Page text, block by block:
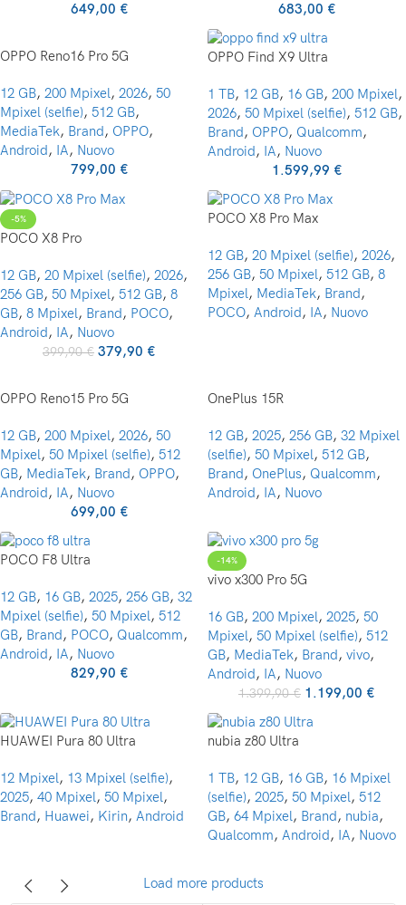
649,00 €
683,00 €
OPPO Reno16 Pro 5G
12 GB, 200 Mpixel, 2026, 50
Mpixel (selfie), 512 GB,
MediaTek, Brand, OPPO,
Android, IA, Nuovo
799,00 €
OPPO Find X9 Ultra
1 TB, 12 GB, 16 GB, 200 Mpixel,
2026, 50 Mpixel (selfie), 512 GB,
Brand, OPPO, Qualcomm,
Android, IA, Nuovo
1.599,99 €
-5%
POCO X8 Pro
12 GB, 20 Mpixel (selfie), 2026,
256 GB, 50 Mpixel, 512 GB, 8
GB, 8 Mpixel, Brand, POCO,
Android, IA, Nuovo
399,90€ 379,90 €
POCO X8 Pro Max
12 GB, 20 Mpixel (selfie), 2026,
256 GB, 50 Mpixel, 512 GB, 8
Mpixel, MediaTek, Brand,
POCO, Android, IA, Nuovo
OPPO Reno15 Pro 5G
12 GB, 200 Mpixel, 2026, 50
Mpixel, 50 Mpixel (selfie), 512
GB, MediaTek, Brand, OPPO,
Android, IA, Nuovo
699,00 €
OnePlus 15R
12 GB, 2025, 256 GB, 32 Mpixel
(selfie), 50 Mpixel, 512 GB,
Brand, OnePlus, Qualcomm,
Android, IA, Nuovo
POCO F8 Ultra
12 GB, 16 GB, 2025, 256 GB, 32
Mpixel (selfie), 50 Mpixel, 512
GB, Brand, POCO, Qualcomm,
Android, IA, Nuovo
829,90 €
-14%
vivo x300 Pro 5G
16 GB, 200 Mpixel, 2025, 50
Mpixel, 50 Mpixel (selfie), 512
GB, MediaTek, Brand, vivo,
Android, IA, Nuovo
1.399,90€ 1.199,00 €
HUAWEI Pura 80 Ultra
12 Mpixel, 13 Mpixel (selfie),
2025, 40 Mpixel, 50 Mpixel,
Brand, Huawei, Kirin, Android
nubia z80 Ultra
1 TB, 12 GB, 16 GB, 16 Mpixel
(selfie), 2025, 50 Mpixel, 512
GB, 64 Mpixel, Brand, nubia,
Qualcomm, Android, IA, Nuovo
Load more products